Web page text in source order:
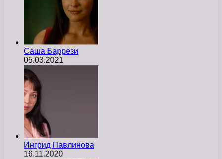
Саша Баррези
05.03.2021
Ингрид Павлинова
16.11.2020